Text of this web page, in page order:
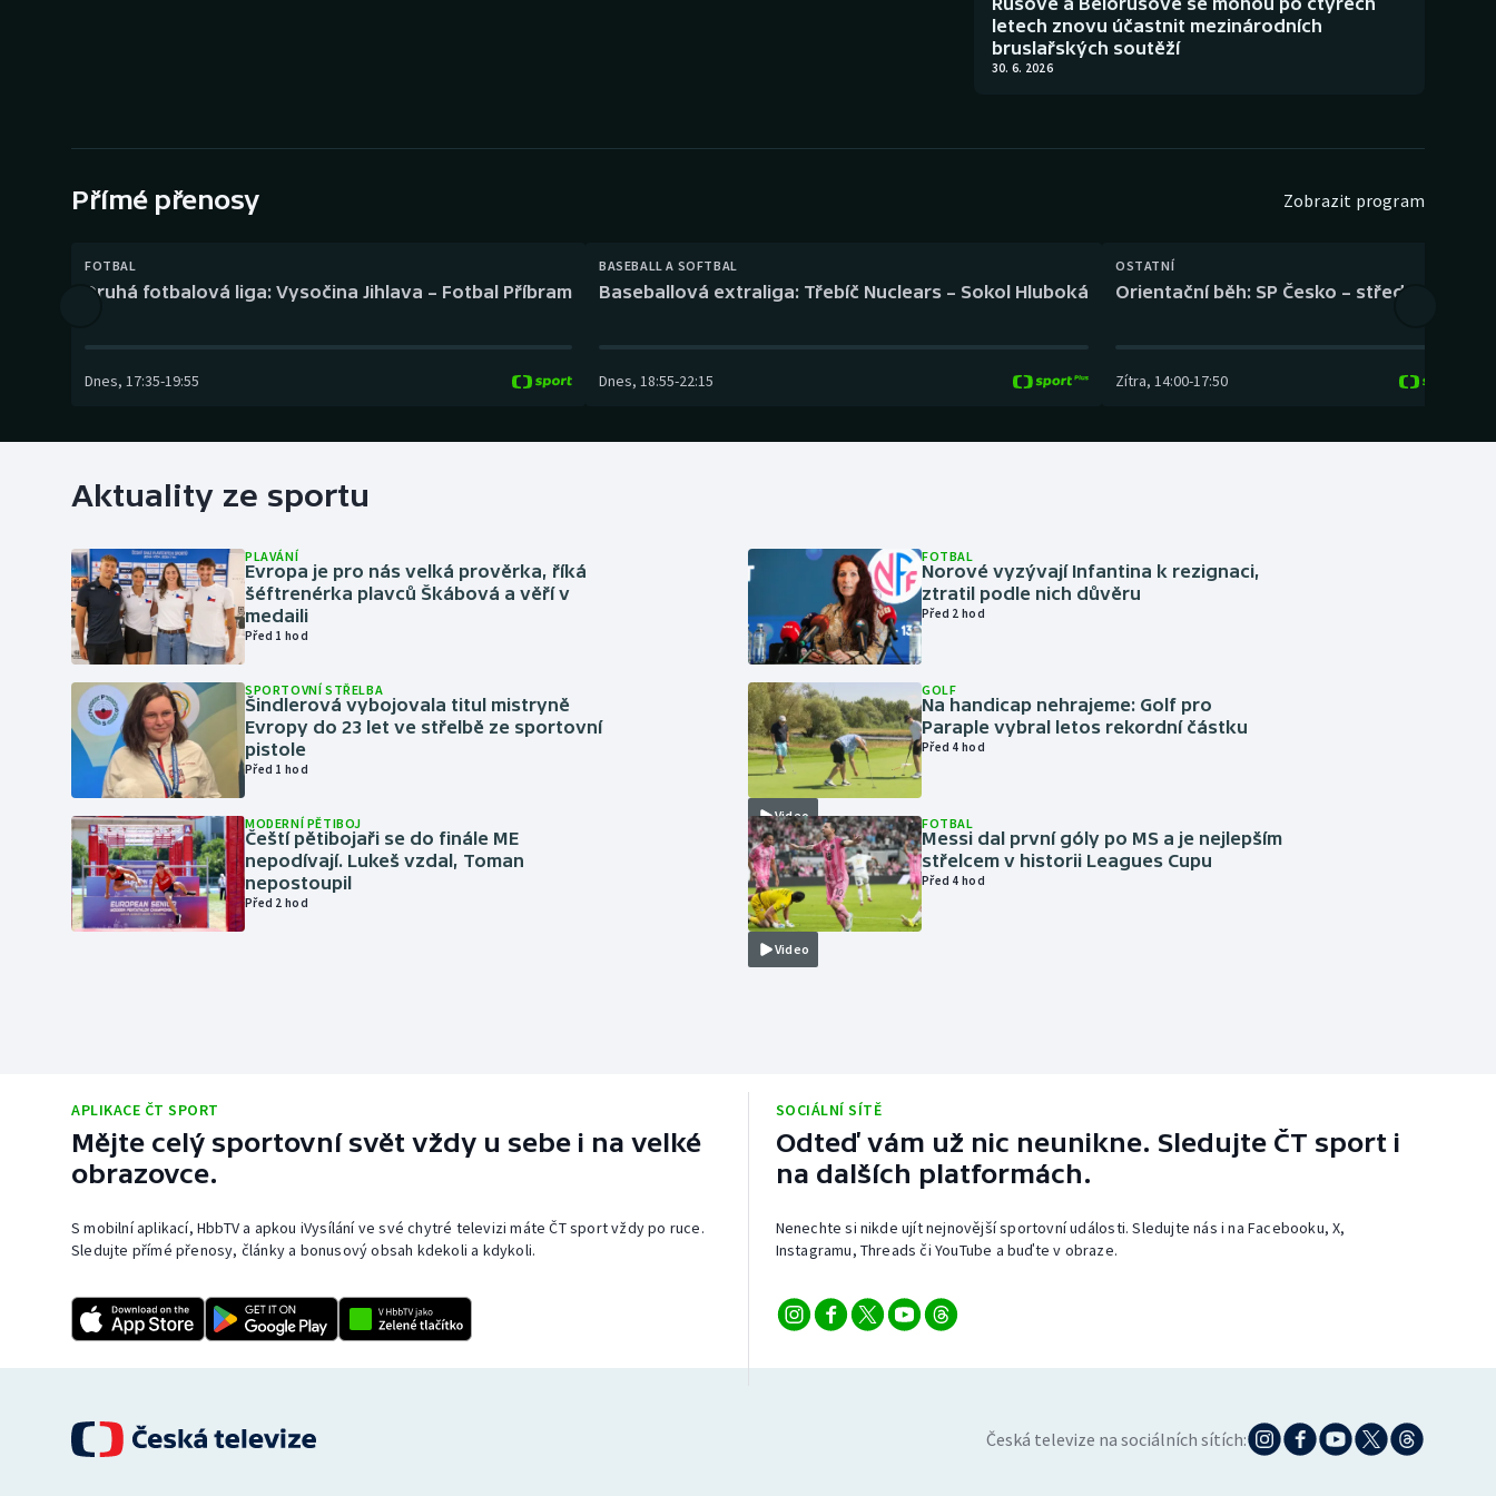
Plážový volejbal
letech znovu účastnit mezinárodních
bruslařských soutěží
30. 6. 2026
Přímé přenosy Zobrazit program
FOTBAL
Druhá fotbalová liga: Vysočina Jihlava – Fotbal Příbram
Dnes, 17:35-19:55
BASEBALL A SOFTBAL
Baseballová extraliga: Třebíč Nuclears – Sokol Hluboká
Dnes, 18:55-22:15
OSTATNÍ
Orientační běh: SP Česko – střední trať
Zítra, 14:00-17:50
Aktuality ze sportu
PLAVÁNÍ
Evropa je pro nás velká prověrka, říká
šéftrenérka plavců Škábová a věří v
medaili
Před 1 hod
SPORTOVNÍ STŘELBA
Šindlerová vybojovala titul mistryně
Evropy do 23 let ve střelbě ze sportovní
pistole
Před 1 hod
MODERNÍ PĚTIBOJ
Čeští pětibojaři se do finále ME
nepodívají. Lukeš vzdal, Toman
nepostoupil
Před 2 hod
FOTBAL
Norové vyzývají Infantina k rezignaci,
ztratil podle nich důvěru
Před 2 hod
Video
GOLF
Na handicap nehrajeme: Golf pro
Paraple vybral letos rekordní částku
Před 4 hod
Video
FOTBAL
Messi dal první góly po MS a je nejlepším
střelcem v historii Leagues Cupu
Před 4 hod
APLIKACE ČT SPORT
Mějte celý sportovní svět vždy u sebe i na velké
obrazovce.
S mobilní aplikací, HbbTV a apkou iVysílání ve své chytré televizi máte ČT sport vždy po ruce.
Sledujte přímé přenosy, články a bonusový obsah kdekoli a kdykoli.
SOCIÁLNÍ SÍTĚ
Odteď vám už nic neunikne. Sledujte ČT sport i
na dalších platformách.
Nenechte si nikde ujít nejnovější sportovní události. Sledujte nás i na Facebooku, X,
Instagramu, Threads či YouTube a buďte v obraze.
Česká televize na sociálních sítích: